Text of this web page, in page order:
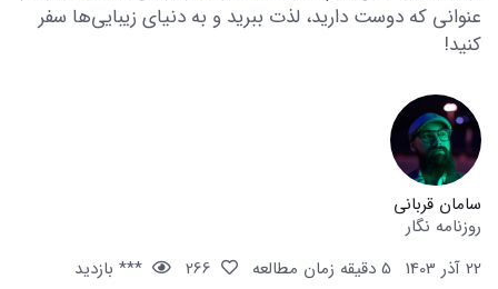
عنوانی که دوست دارید، لذت ببرید و به دنیای زیبایی‌ها سفر
کنید!
سامان قربانی
روزنامه نگار
22 آذر 1403
5 دقیقه زمان مطالعه
*** بازدید